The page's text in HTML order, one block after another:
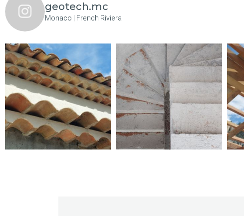
geotech.mc
Monaco | French Riviera